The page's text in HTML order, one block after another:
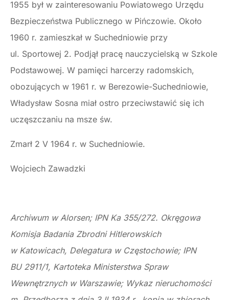
1955 był w zainteresowaniu Powiatowego Urzędu
Bezpieczeństwa Publicznego w Pińczowie. Około
1960 r. zamieszkał w Suchedniowie przy
ul. Sportowej 2. Podjął pracę nauczycielską w Szkole
Podstawowej. W pamięci harcerzy radomskich,
obozujących w 1961 r. w Berezowie-Suchedniowie,
Władysław Sosna miał ostro przeciwstawić się ich
uczęszczaniu na msze św.
Zmarł 2 V 1964 r. w Suchedniowie.
Wojciech Zawadzki
Archiwum w Alorsen; IPN Ka 355/272. Okręgowa
Komisja Badania Zbrodni Hitlerowskich
w Katowicach, Delegatura w Częstochowie; IPN
BU 2911/1, Kartoteka Ministerstwa Spraw
Wewnętrznych w Warszawie; Wykaz nieruchomości